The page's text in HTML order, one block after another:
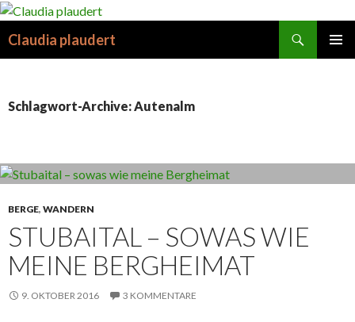
Claudia plaudert
Schlagwort-Archive: Autenalm
BERGE, WANDERN
STUBAITAL – SOWAS WIE
MEINE BERGHEIMAT
9. OKTOBER 2016 3 KOMMENTARE